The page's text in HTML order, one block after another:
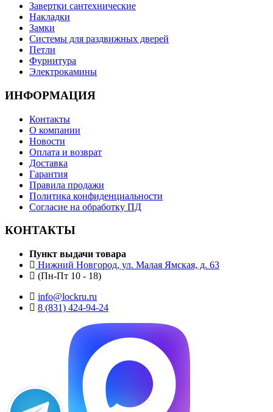
Завертки сантехнические
Накладки
Замки
Системы для раздвижных дверей
Петли
Фурнитура
Электрокамины
ИНФОРМАЦИЯ
Контакты
О компании
Новости
Оплата и возврат
Доставка
Гарантия
Правила продажи
Политика конфиденциальности
Согласие на обработку ПД
КОНТАКТЫ
Пункт выдачи товара
Нижний Новгород, ул. Малая Ямская, д. 63
(Пн-Пт 10 - 18)
info@lockru.ru
8 (831) 424-94-24